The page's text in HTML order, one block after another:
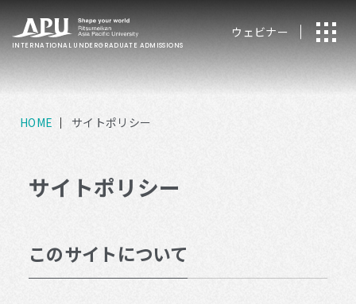
INTERNATIONAL UNDERGRADUATE ADMISSIONS
ウェビナー
HOME サイトポリシー
サイトポリシー
このサイトについて